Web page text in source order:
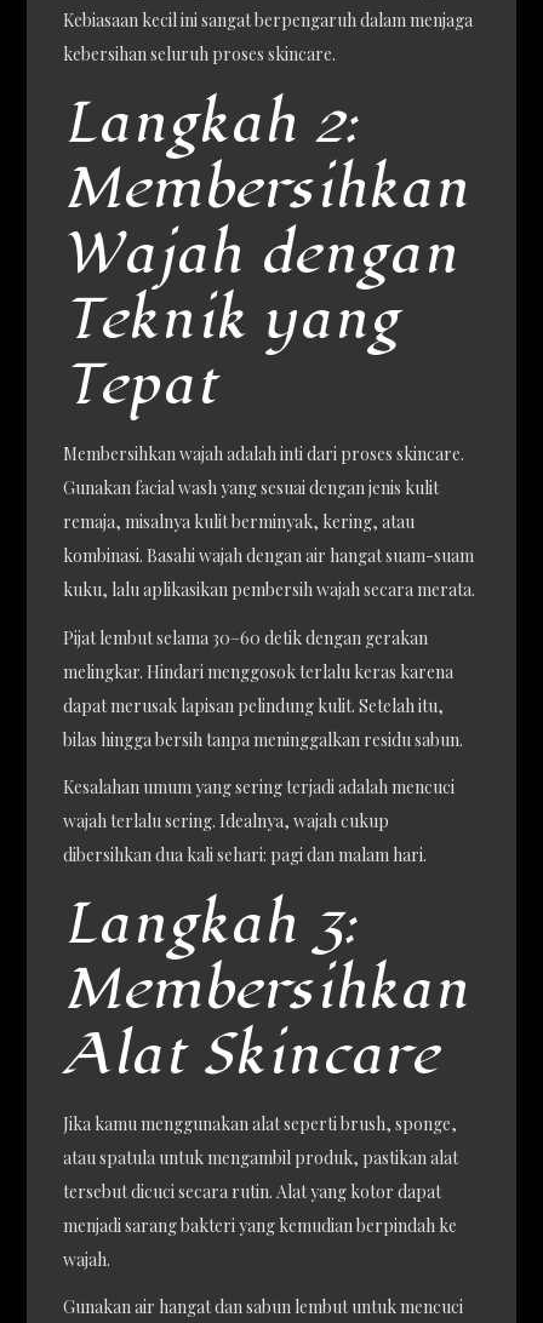
Kebiasaan kecil ini sangat berpengaruh dalam menjaga
kebersihan seluruh proses skincare.
Langkah 2:
Membersihkan
Wajah dengan
Teknik yang
Tepat
Membersihkan wajah adalah inti dari proses skincare.
Gunakan facial wash yang sesuai dengan jenis kulit
remaja, misalnya kulit berminyak, kering, atau
kombinasi. Basahi wajah dengan air hangat suam-suam
kuku, lalu aplikasikan pembersih wajah secara merata.
Pijat lembut selama 30–60 detik dengan gerakan
melingkar. Hindari menggosok terlalu keras karena
dapat merusak lapisan pelindung kulit. Setelah itu,
bilas hingga bersih tanpa meninggalkan residu sabun.
Kesalahan umum yang sering terjadi adalah mencuci
wajah terlalu sering. Idealnya, wajah cukup
dibersihkan dua kali sehari: pagi dan malam hari.
Langkah 3:
Membersihkan
Alat Skincare
Jika kamu menggunakan alat seperti brush, sponge,
atau spatula untuk mengambil produk, pastikan alat
tersebut dicuci secara rutin. Alat yang kotor dapat
menjadi sarang bakteri yang kemudian berpindah ke
wajah.
Gunakan air hangat dan sabun lembut untuk mencuci